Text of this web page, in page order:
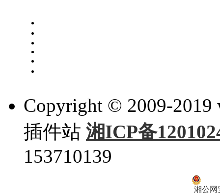
Copyright © 2009-2019
插件站 湘ICP备
153710139
湘公网